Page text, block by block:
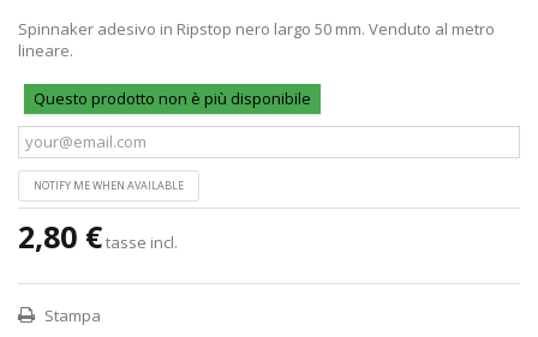
Spinnaker adesivo in Ripstop nero largo 50 mm. Venduto al metro
lineare.
Questo prodotto non è più disponibile
NOTIFY ME WHEN AVAILABLE
2,80 €tasse incl.
Stampa